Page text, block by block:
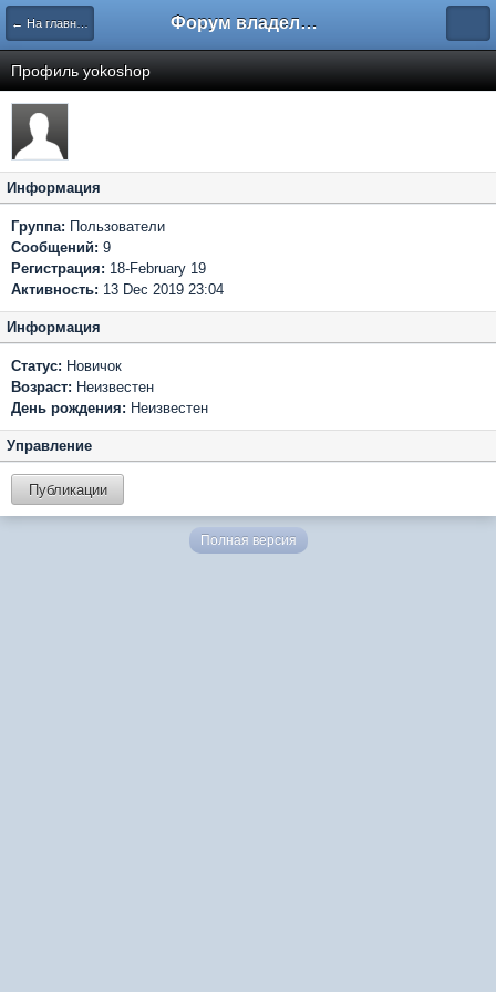
← На главную Форум владельцев интернет-магазинов
Профиль yokoshop
Информация
Группа: Пользователи
Сообщений: 9
Регистрация: 18-February 19
Активность: 13 Dec 2019 23:04
Информация
Статус: Новичок
Возраст: Неизвестен
День рождения: Неизвестен
Управление
Публикации
Полная версия